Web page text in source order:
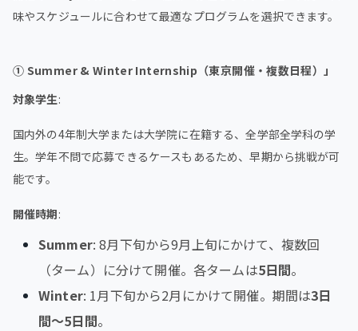
味やスケジュールに合わせて最適なプログラムを選択できます。
① Summer & Winter Internship（東京開催・複数日程）」
対象学生:
国内外の4年制大学または大学院に在籍する、全学部全学科の学
生。学年不問で応募できるケースもあるため、早期から挑戦が可
能です。
開催時期:
Summer: 8月下旬から9月上旬にかけて、複数回
（ターム）に分けて開催。各タームは5日間。
Winter: 1月下旬から2月にかけて開催。期間は3日
間〜5日間。